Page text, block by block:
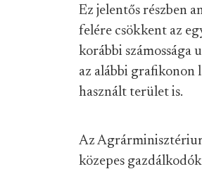
Ez jelentős részben
felére csökkent az
korábbi számossága
az alábbi grafikonon
használt terület is.
Az
közepes